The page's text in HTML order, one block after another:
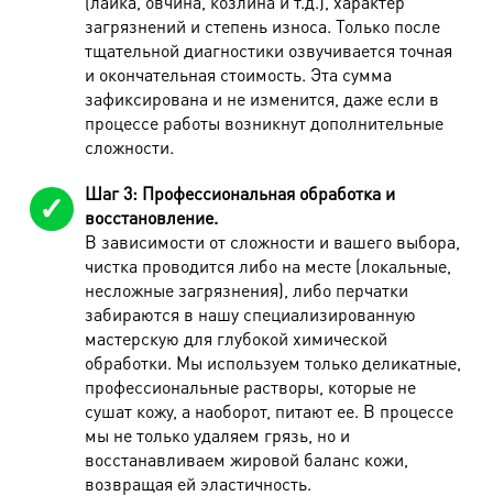
Наименование работ
Стоимость
Куртка легкая/джинсовая
600 руб.
Жилет утепл.
720 руб.
Куртка-пихора (от 90 см)
1950 руб.
Куртка утепл.(синтепон, флис, шерсть,
мембрана)
990 руб.
Плащ, летнее пальто
Пальто демисезонное (до 90 см)
1020 руб.
Пальто демисезонное (от 90 см)
1150 руб.
Плащ, пальто утепл. до 90 см
1080 руб.
загрязнений и степень износа. Только после
тщательной диагностики озвучивается точная
и окончательная стоимость. Эта сумма
зафиксирована и не изменится, даже если в
процессе работы возникнут дополнительные
сложности.
Шаг 3: Профессиональная обработка и
восстановление.
В зависимости от сложности и вашего выбора,
чистка проводится либо на месте (локальные,
несложные загрязнения), либо перчатки
забираются в нашу специализированную
мастерскую для глубокой химической
обработки. Мы используем только деликатные,
профессиональные растворы, которые не
сушат кожу, а наоборот, питают ее. В процессе
мы не только удаляем грязь, но и
восстанавливаем жировой баланс кожи,
возвращая ей эластичность.